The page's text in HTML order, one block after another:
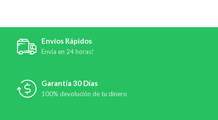
Envíos Rápidos
Envía en 24 horas!
Garantía 30 Días
100% devolución de tu dinero